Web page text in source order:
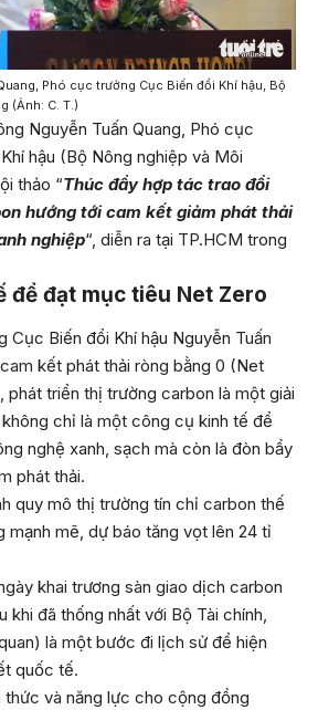
Phó cục trưởng Cục Biến đổi Khí hậu, Bộ
(Ảnh: C. T.)
Nguyễn Tuấn Quang, Phó cục
hậu (Bộ Nông nghiệp và Môi
thảo “Thúc đẩy hợp tác trao đổi
hướng tới cam kết giảm phát thải
nghiệp“, diễn ra tại TP.HCM trong
để đạt mục tiêu Net Zero
Cục Biến đổi Khí hậu Nguyễn Tuấn
kết phát thải ròng bằng 0 (Net
phát triển thị trường carbon là một giải
chỉ là một công cụ kinh tế để
nghệ xanh, sạch mà còn là đòn bẩy
phát thải.
quy mô thị trường tín chỉ carbon thế
mạnh mẽ, dự báo tăng vọt lên 24 tỉ
khai trương sàn giao dịch carbon
khi đã thống nhất với Bộ Tài chính,
là một bước đi lịch sử để hiện
quốc tế.
thức và năng lực cho cộng đồng